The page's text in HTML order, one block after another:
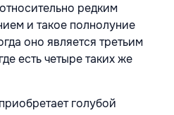
редким
и такое полнолуние
оно является третьим
есть четыре таких же
голубой